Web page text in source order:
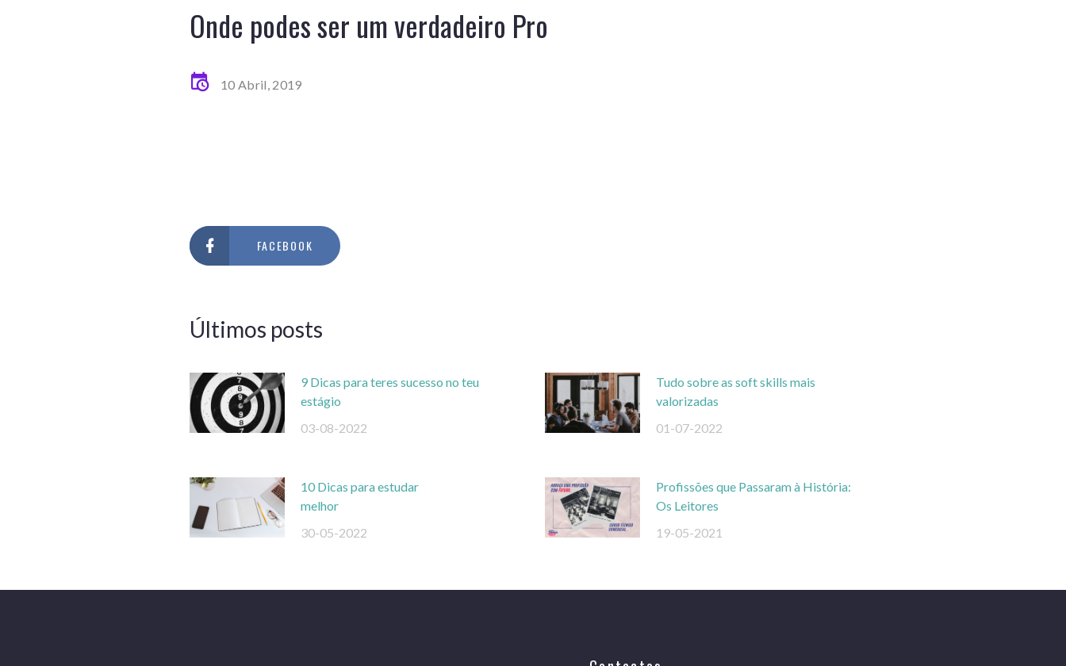
Onde podes ser um verdadeiro Pro
10 Abril, 2019
FACEBOOK
Últimos posts
9 Dicas para teres sucesso no teu
estágio
03-08-2022
Tudo sobre as soft skills mais
valorizadas
01-07-2022
10 Dicas para estudar
melhor
30-05-2022
Profissões que Passaram à História:
Os Leitores
19-05-2021